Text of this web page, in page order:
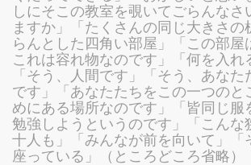
しにそこの教室を覗いてごらんなさ
ますか」「たくさんの同じ大きさの
らんとした四角い部屋」「この部屋
これは容れ物なのです」「何を入れ
「そう、人間です」「そう、あな
です」「あなたたちをこの一つのと
めにある場所なのです」「皆同じ服
勉強しようというのです」「こんな
十人も」「みんなが前を向いて」「
座っている」（ところどころ省略）